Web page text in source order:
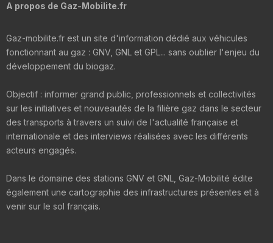
A propos de Gaz-Mobilite.fr
Gaz-mobilite.fr est un site d'information dédié aux véhicules
fonctionnant au gaz : GNV, GNL et GPL... sans oublier l'enjeu du
développement du biogaz.
Objectif : informer grand public, professionnels et collectivités
sur les initiatives et nouveautés de la filière gaz dans le secteur
des transports à travers un suivi de l'actualité française et
internationale et des interviews réalisées avec les différents
acteurs engagés.
Dans le domaine des stations GNV et GNL, Gaz-Mobilité édite
également une cartographie des infrastructures présentes et à
venir sur le sol français.